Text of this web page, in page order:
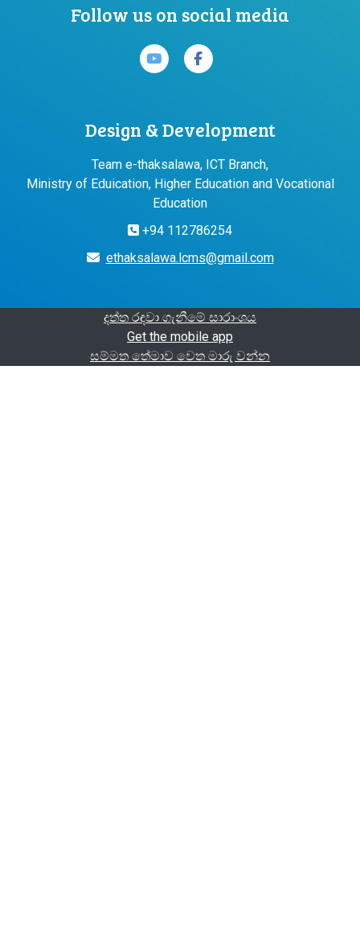
Follow us on social media
Design & Development
Team e-thaksalawa, ICT Branch,
Ministry of Eduication, Higher Education and Vocational
Education
+94 112786254
ethaksalawa.lcms@gmail.com
දත්ත රඳවා ගැනීමේ සාරාංශය
Get the mobile app
සම්මත තේමාව වෙත මාරු වන්න